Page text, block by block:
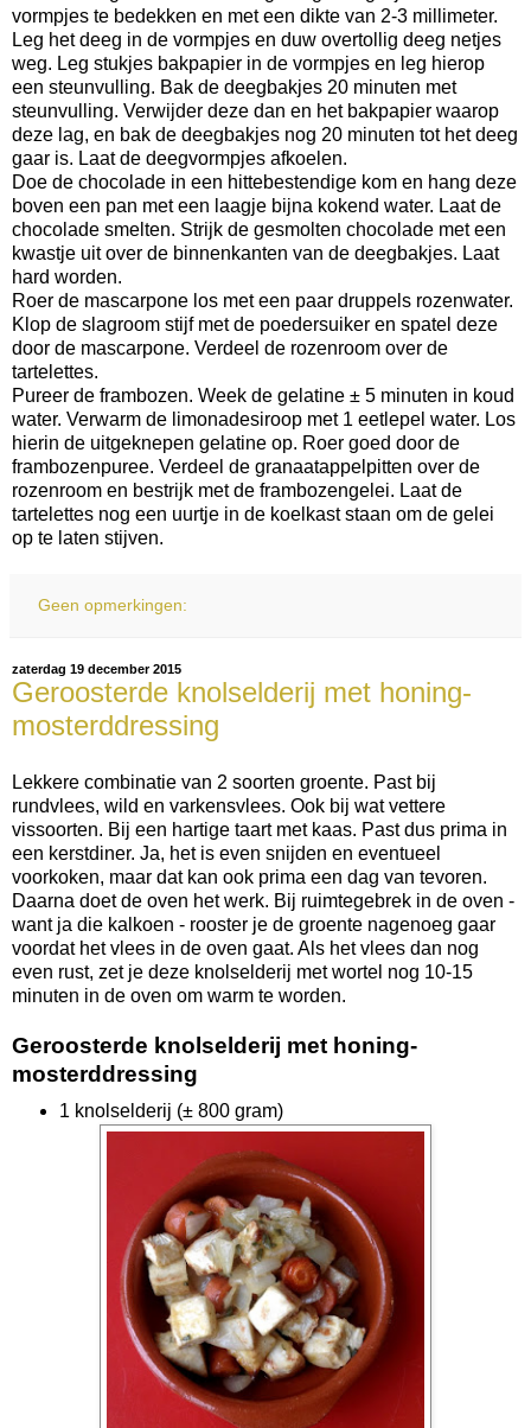
vormpjes te bedekken en met een dikte van 2-3 millimeter.
Leg het deeg in de vormpjes en duw overtollig deeg netjes
weg. Leg stukjes bakpapier in de vormpjes en leg hierop
een steunvulling. Bak de deegbakjes 20 minuten met
steunvulling. Verwijder deze dan en het bakpapier waarop
deze lag, en bak de deegbakjes nog 20 minuten tot het deeg
gaar is. Laat de deegvormpjes afkoelen.
Doe de chocolade in een hittebestendige kom en hang deze
boven een pan met een laagje bijna kokend water. Laat de
chocolade smelten. Strijk de gesmolten chocolade met een
kwastje uit over de binnenkanten van de deegbakjes. Laat
hard worden.
Roer de mascarpone los met een paar druppels rozenwater.
Klop de slagroom stijf met de poedersuiker en spatel deze
door de mascarpone. Verdeel de rozenroom over de
tartelettes.
Pureer de frambozen. Week de gelatine ± 5 minuten in koud
water. Verwarm de limonadesiroop met 1 eetlepel water. Los
hierin de uitgeknepen gelatine op. Roer goed door de
frambozenpuree. Verdeel de granaatappelpitten over de
rozenroom en bestrijk met de frambozengelei. Laat de
tartelettes nog een uurtje in de koelkast staan om de gelei
op te laten stijven.
Geen opmerkingen:
zaterdag 19 december 2015
Geroosterde knolselderij met honing-
mosterddressing
Lekkere combinatie van 2 soorten groente. Past bij
rundvlees, wild en varkensvlees. Ook bij wat vettere
vissoorten. Bij een hartige taart met kaas. Past dus prima in
een kerstdiner. Ja, het is even snijden en eventueel
voorkoken, maar dat kan ook prima een dag van tevoren.
Daarna doet de oven het werk. Bij ruimtegebrek in de oven -
want ja die kalkoen - rooster je de groente nagenoeg gaar
voordat het vlees in de oven gaat. Als het vlees dan nog
even rust, zet je deze knolselderij met wortel nog 10-15
minuten in de oven om warm te worden.
Geroosterde knolselderij met honing-
mosterddressing
1 knolselderij (± 800 gram)